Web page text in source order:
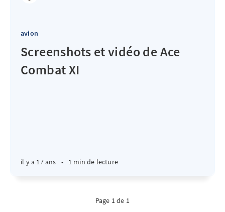
avion
Screenshots et vidéo de Ace
Combat XI
il y a 17 ans • 1 min de lecture
Page 1 de 1